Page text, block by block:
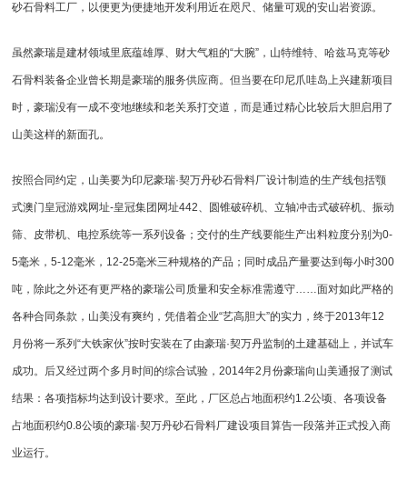
砂石骨料工厂，以便更为便捷地开发利用近在咫尺、储量可观的安山岩资源。
虽然豪瑞是建材领域里底蕴雄厚、财大气粗的“大腕”，山特维特、哈兹马克等砂
石骨料装备企业曾长期是豪瑞的服务供应商。但当要在印尼爪哇岛上兴建新项目
时，豪瑞没有一成不变地继续和老关系打交道，而是通过精心比较后大胆启用了
山美这样的新面孔。
按照合同约定，山美要为印尼豪瑞·契万丹砂石骨料厂设计制造的生产线包括颚
式澳门皇冠游戏网址-皇冠集团网址442、 圆锥破碎机、立轴冲击式破碎机、振动
筛、 皮带机、电控系统等一系列设备；交付的生产线要能生产出料粒度分别为0-
5毫米，5-12毫米，12-25毫米三种规格的产品；同时成品产量要达到每小时300
吨，除此之外还有更严格的豪瑞公司质量和安全标准需遵守……面对如此严格的
各种合同条款，山美没有爽约，凭借着企业“艺高胆大”的实力，终于2013年12
月份将一系列“大铁家伙”按时安装在了由豪瑞·契万丹监制的土建基础上，并试车
成功。后又经过两个多月时间的综合试验，2014年2月份豪瑞向山美通报了测试
结果：各项指标均达到设计要求。至此，厂区总占地面积约1.2公顷、各项设备
占地面积约0.8公顷的豪瑞·契万丹砂石骨料厂建设项目算告一段落并正式投入商
业运行。